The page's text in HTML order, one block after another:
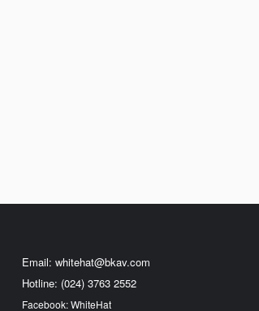
Email: whitehat@bkav.com
Hotline: (024) 3763 2552
Facebook: WhiteHat